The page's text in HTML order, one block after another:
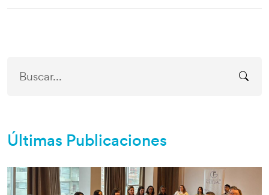
Últimas Publicaciones